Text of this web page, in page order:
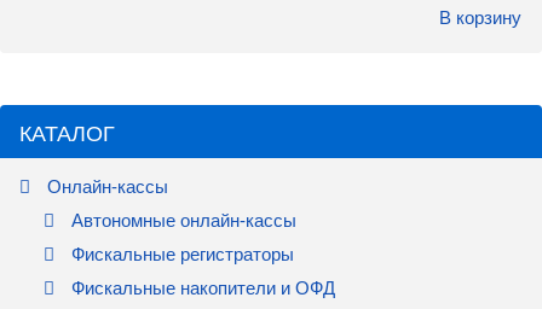
В корзину
КАТАЛОГ
Онлайн-кассы
Автономные онлайн-кассы
Фискальные регистраторы
Фискальные накопители и ОФД